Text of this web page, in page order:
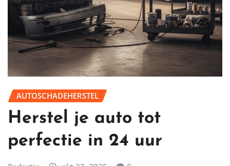
AUTOSCHADEHERSTEL
Herstel je auto tot
perfectie in 24 uur